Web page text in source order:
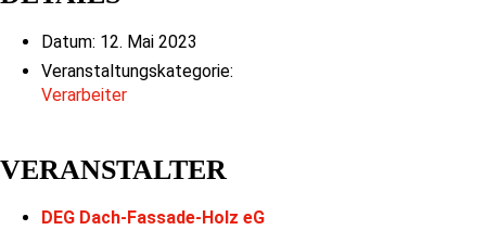
Datum: 12. Mai 2023
Veranstaltungskategorie:
Verarbeiter
VERANSTALTER
DEG Dach-Fassade-Holz eG